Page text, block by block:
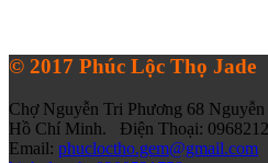
© 2017 Phúc Lộc Thọ Jade
Chợ Nguyễn Tri Phương 68
Hồ Chí Minh. Điện Thoại:
Email: phucloctho.gem@gmail.com